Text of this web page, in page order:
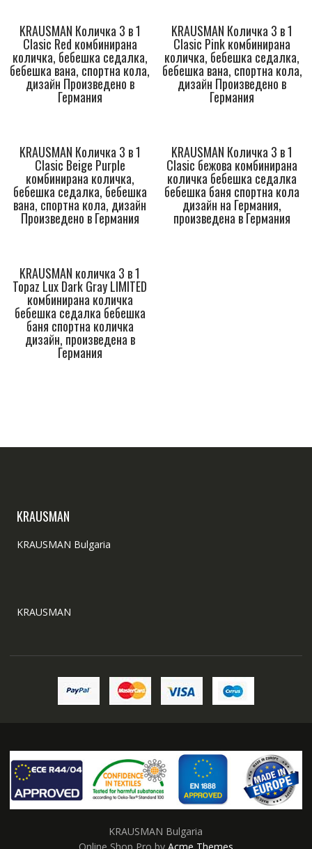
KRAUSMAN Количка 3 в 1
Clasic Red комбинирана
количка, бебешка седалка,
бебешка вана, спортна кола,
дизайн Произведено в
Германия
KRAUSMAN Количка 3 в 1
Clasic Pink комбинирана
количка, бебешка седалка,
бебешка вана, спортна кола,
дизайн Произведено в
Германия
KRAUSMAN Количка 3 в 1
Clasic Beige Purple
комбинирана количка,
бебешка седалка, бебешка
вана, спортна кола, дизайн
Произведено в Германия
KRAUSMAN Количка 3 в 1
Clasic бежова комбинирана
количка бебешка седалка
бебешка баня спортна кола
дизайн на Германия,
произведена в Германия
KRAUSMAN количка 3 в 1
Topaz Lux Dark Gray LIMITED
комбинирана количка
бебешка седалка бебешка
баня спортна количка
дизайн, произведена в
Германия
KRAUSMAN
KRAUSMAN Bulgaria
KRAUSMAN
KRAUSMAN Bulgaria
Online Shop Pro by Acme Themes